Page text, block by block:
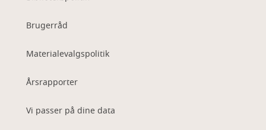
Brugerråd
Materialevalgspolitik
Årsrapporter
Vi passer på dine data